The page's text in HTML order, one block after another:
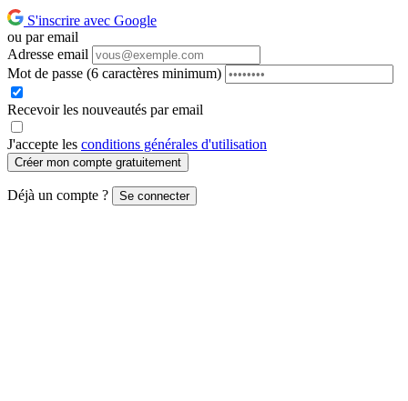
S'inscrire avec Google
ou par email
Adresse email
Mot de passe (6 caractères minimum)
Recevoir les nouveautés par email
J'accepte les conditions générales d'utilisation
Créer mon compte gratuitement
Déjà un compte ? Se connecter